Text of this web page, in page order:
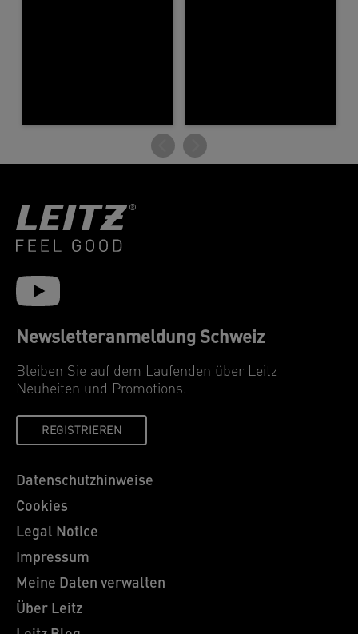
Newsletteranmeldung Schweiz
Bleiben Sie auf dem Laufenden über Leitz
Neuheiten und Promotions.
REGISTRIEREN
Datenschutzhinweise
Cookies
Legal Notice
Impressum
Meine Daten verwalten
Über Leitz